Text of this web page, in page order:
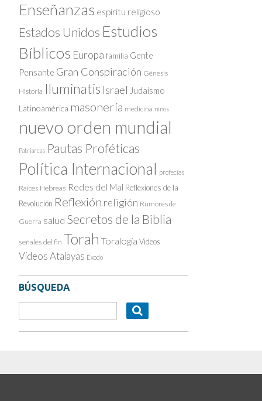
Enseñanzas espíritu religioso
Estados Unidos Estudios
Bíblicos Europa familia Gente
Pensante Gran Conspiración Génesis
Historia Iluminatis Israel Judaísmo
Latinoamérica masonería medicina niños
nuevo orden mundial
Patriarcas Pautas Proféticas
Política Internacional profecías
Raíces Hebreas Redes del Mal Reflexiones de la
Revolución Reflexión religión Rumores de
Guerra salud Secretos de la Biblia
señales del fin Torah Toralogía Videos
Videos Atalayas Éxodo
BÚSQUEDA